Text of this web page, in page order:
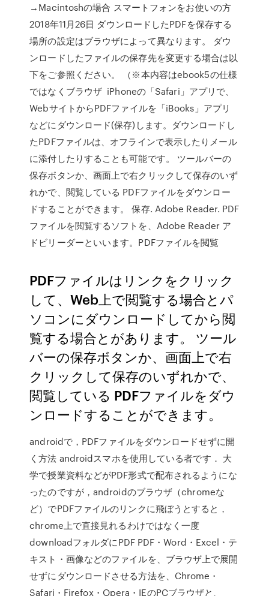
→Macintoshの場合 スマートフォンをお使いの方
2018年11月26日 ダウンロードしたPDFを保存する
場所の設定はブラウザによって異なります。 ダウ
ンロードしたファイルの保存先を変更する場合は以
下をご参照ください。 （※本内容はebook5の仕様
ではなくブラウザ iPhoneの「Safari」アプリで、
WebサイトからPDFファイルを「iBooks」アプリ
などにダウンロード(保存)します。ダウンロードし
たPDFファイルは、オフラインで表示したりメール
に添付したりすることも可能です。 ツールバーの
保存ボタンか、画面上で右クリックして保存のいず
れかで、閲覧している PDFファイルをダウンロー
ドすることができます。 保存. Adobe Reader. PDF
ファイルを閲覧するソフトを、Adobe Reader ア
ドビリーダーといいます。PDFファイルを閲覧
PDFファイルはリンクをクリック
して、Web上で閲覧する場合とパ
ソコンにダウンロードしてから閲
覧する場合とがあります。 ツール
バーの保存ボタンか、画面上で右
クリックして保存のいずれかで、
閲覧している PDFファイルをダウ
ンロードすることができます。
androidで，PDFファイルをダウンロードせずに開
く方法 androidスマホを使用している者です． 大
学で授業資料などがPDF形式で配布されるようにな
ったのですが，androidのブラウザ（chromeな
ど）でPDFファイルのリンクに飛ぼうとすると，
chrome上で直接見れるわけではなく一度
downloadフォルダにPDF PDF・Word・Excel・テ
キスト・画像などのファイルを、ブラウザ上で展開
せずにダウンロードさせる方法を、Chrome・
Safari・Firefox・Opera・IEのPCブラウザと、